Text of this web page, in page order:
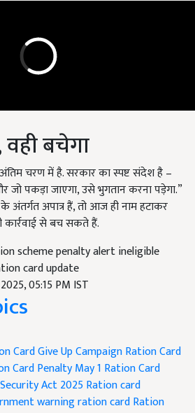
बचेगा
चरण में है. सरकार का स्पष्ट संदेश है –
जो पकड़ा जाएगा, उसे भुगतान करना पड़ेगा.”
अपात्र हैं, तो आज ही नाम हटाकर
से बच सकते हैं.
scheme penalty alert ineligible
card update
05:15 PM IST
Card Give Up CampaignRation Card
Card Penalty May 1 Ration Card
Act 2025Ration card
warning ration cardRation